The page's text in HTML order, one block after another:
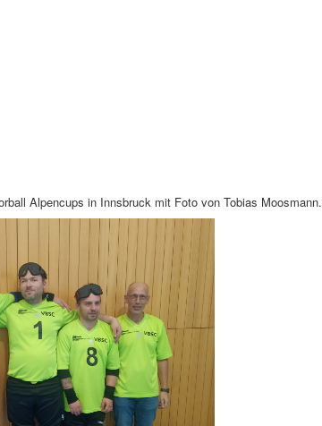
Alpencups in Innsbruck mit Foto von Tobias Moosmann.